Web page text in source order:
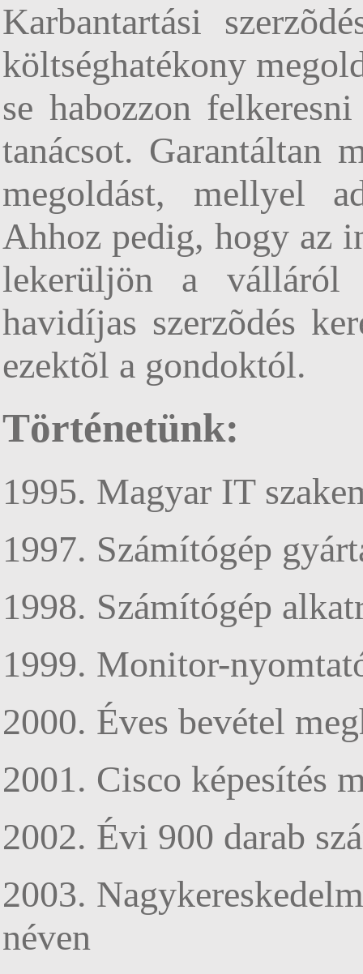
Karbantartási
költséghatékony
se habozzon
tanácsot. Garantáltan
megoldást, mellyel
Ahhoz pedig, hogy az
lekerüljön a válláról
havidíjas szerzõdés
ezektõl a gondoktól.
Történetünk:
1995. Magyar IT
1997. Számítógép
1998. Számítógép
1999. Monitor-
2000. Éves bevétel
2001. Cisco képesítés
2002. Évi 900 darab
2003.
néven